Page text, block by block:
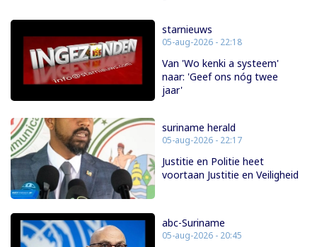
starnieuws
05-aug-2026 - 22:18
Van 'Wo kenki a systeem'
naar: 'Geef ons nóg twee
jaar'
suriname herald
05-aug-2026 - 22:17
Justitie en Politie heet
voortaan Justitie en Veiligheid
abc-Suriname
05-aug-2026 - 20:45